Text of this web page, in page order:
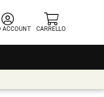
ACCOUNT
CARRELLO